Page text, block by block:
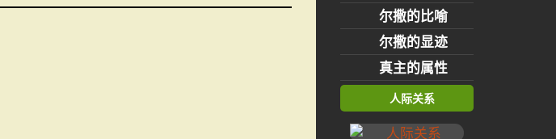
尔撒的比喻
尔撒的显迹
真主的属性
人际关系